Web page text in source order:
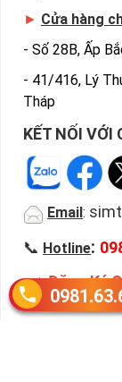
► Cửa hàng
- Số 28B, Ấp
- 41/416, Lý
Tháp
KẾT NỐI VỚI
Email :
📞 Hotline:
♦Đăng Ký